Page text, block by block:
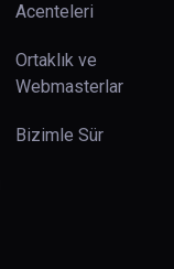
Acenteleri
Ortaklık ve
Webmasterlar
Bizimle Sür